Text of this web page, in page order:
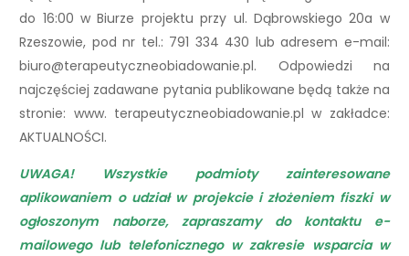
do 16:00 w Biurze projektu przy ul. Dąbrowskiego 20a w
Rzeszowie, pod nr tel.: 791 334 430 lub adresem e-mail:
biuro@terapeutyczneobiadowanie.pl. Odpowiedzi na
najczęściej zadawane pytania publikowane będą także na
stronie: www. terapeutyczneobiadowanie.pl w zakładce:
AKTUALNOŚCI.
UWAGA! Wszystkie podmioty zainteresowane
aplikowaniem o udział w projekcie i złożeniem fiszki w
ogłoszonym naborze, zapraszamy do kontaktu e-
mailowego lub telefonicznego w zakresie wsparcia w